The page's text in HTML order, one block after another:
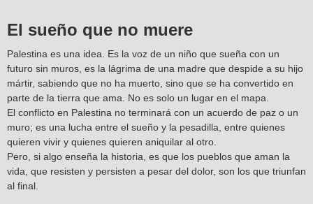
El sueño que no muere
Palestina es una idea. Es la voz de un niño que sueña con un
futuro sin muros, es la lágrima de una madre que despide a su hijo
mártir, sabiendo que no ha muerto, sino que se ha convertido en
parte de la tierra que ama. No es solo un lugar en el mapa.
El conflicto en Palestina no terminará con un acuerdo de paz o un
muro; es una lucha entre el sueño y la pesadilla, entre quienes
quieren vivir y quienes quieren aniquilar al otro.
Pero, si algo enseña la historia, es que los pueblos que aman la
vida, que resisten y persisten a pesar del dolor, son los que triunfan
al final.